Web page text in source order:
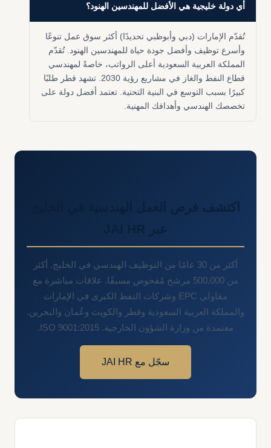
أي دولة خليجية هي الأفضل للمهندسين الهنود؟
تُقدّم الإمارات (دبي وأبوظبي تحديدًا) أكثر سوق عمل تنوعًا
وأسرع توظيف وأفضل جودة حياة للمهندسين الهنود. تُقدّم
المملكة العربية السعودية أعلى الرواتب، خاصةً لمهندسي
قطاع النفط والغاز في مشاريع رؤية 2030. تشهد قطر طلبًا
كبيرًا بسبب التوسع في البنية التحتية. تعتمد أفضل دولة على
تخصصك الهندسي وأهدافك المهنية.
اكتشف فرص العمل الهندسية في الخليج
أكثر من 30 عامًا من التوظيف الهندسي في الخليج. أكثر
من 500,000 مرشح مُفحوص مسبقًا. علاقات مباشرة مع
مقاولي EPC وشركات النفط الكبرى في الإمارات
والمملكة العربية السعودية وقطر والكويت وعُمان والبحرين.
معتمدة من وزارة الشؤون الخارجية. ISO 9001:2015.
سجّل مع JAI HR